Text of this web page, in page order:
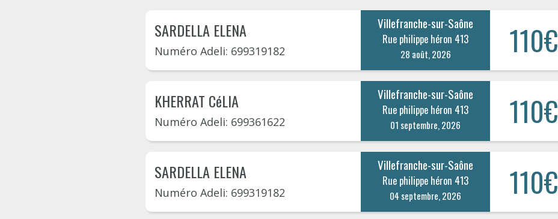
SARDELLA ELENA
Numéro Adeli: 699319182
Villefranche-sur-Saône
Rue philippe héron 413
28 août, 2026 110€
KHERRAT CéLIA
Numéro Adeli: 699361622
Villefranche-sur-Saône
Rue philippe héron 413
01 septembre, 2026 110€
SARDELLA ELENA
Numéro Adeli: 699319182
Villefranche-sur-Saône
Rue philippe héron 413
04 septembre, 2026 110€